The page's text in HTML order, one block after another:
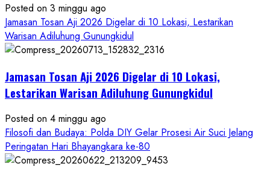
Petilasan
Sendangwangi
Mohon
Restu
Hayuning
Bawono
Posted on 3 minggu ago
Jamasan Tosan Aji 2026 Digelar di 10 Lokasi, Lestarikan
Warisan Adiluhung Gunungkidul
Jamasan Tosan Aji 2026 Digelar di 10 Lokasi,
Lestarikan Warisan Adiluhung Gunungkidul
Posted on 4 minggu ago
Filosofi dan Budaya: Polda DIY Gelar Prosesi Air Suci Jelang
Peringatan Hari Bhayangkara ke-80